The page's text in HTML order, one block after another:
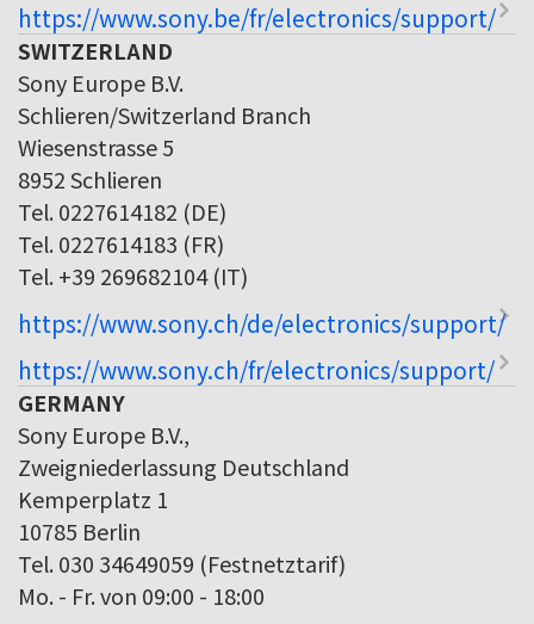
https://www.sony.be/fr/electronics/support/
SWITZERLAND
Sony Europe B.V.
Schlieren/Switzerland Branch
Wiesenstrasse 5
8952 Schlieren
Tel. 0227614182 (DE)
Tel. 0227614183 (FR)
Tel. +39 269682104 (IT)
https://www.sony.ch/de/electronics/support/
https://www.sony.ch/fr/electronics/support/
GERMANY
Sony Europe B.V.,
Zweigniederlassung Deutschland
Kemperplatz 1
10785 Berlin
Tel. 030 34649059 (Festnetztarif)
Mo. - Fr. von 09:00 - 18:00